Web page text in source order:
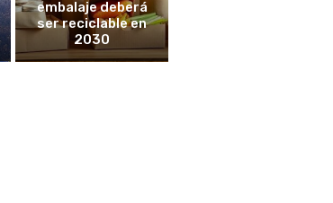
embalaje deberá
ser reciclable en
2030